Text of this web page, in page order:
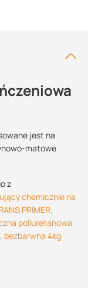
jest na
matowe
z
chemicznie na
PRIMER,
poliuretanowa
bezbarwna 4kg